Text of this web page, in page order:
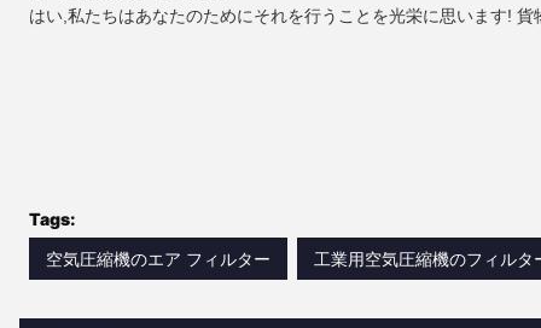
はい,私たちはあなたのためにそれを行うことを光栄に思います!
Tags:
空気圧縮機のエア フィルター
工業用空気圧縮機のフィルタ